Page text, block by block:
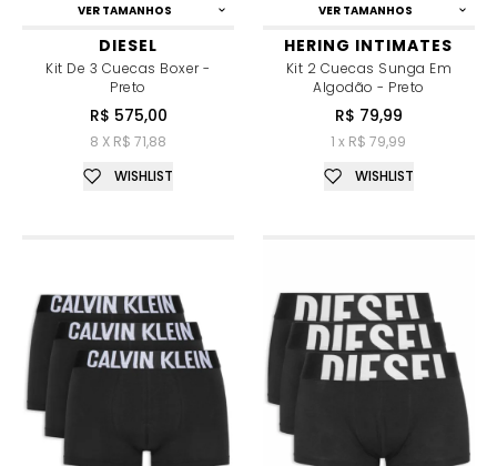
VER TAMANHOS
DIESEL
Kit De 3 Cuecas Boxer -
Preto
R$ 575,00
8 X R$ 71,88
WISHLIST
VER TAMANHOS
HERING INTIMATES
Kit 2 Cuecas Sunga Em
Algodão - Preto
R$ 79,99
1 x R$ 79,99
WISHLIST